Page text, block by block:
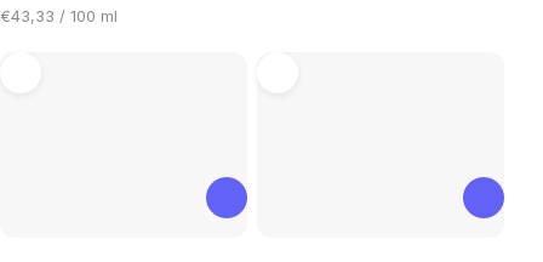
Jednotková
€43,33 / 100 ml